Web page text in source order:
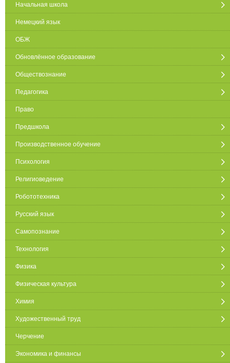
Начальная школа
Немецкий язык
ОБЖ
Обновлённое образование
Обществознание
Педагогика
Право
Предшкола
Производственное обучение
Психология
Религиоведение
Робототехника
Русский язык
Самопознание
Технология
Физика
Физическая культура
Химия
Художественный труд
Черчение
Экономика и финансы